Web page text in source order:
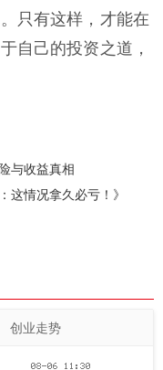
只有这样，才能在
自己的投资之道，
与收益真相
这情况拿久必亏！》
创业走势